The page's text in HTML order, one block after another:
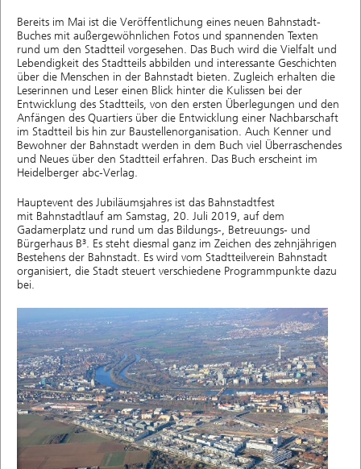
Bereits im Mai ist die Veröffentlichung eines neuen Bahnstadt-
Buches mit außergewöhnlichen Fotos und spannenden Texten
rund um den Stadtteil vorgesehen. Das Buch wird die Vielfalt und
Lebendigkeit des Stadtteils abbilden und interessante Geschichten
über die Menschen in der Bahnstadt bieten. Zugleich erhalten die
Leserinnen und Leser einen Blick hinter die Kulissen bei der
Entwicklung des Stadtteils, von den ersten Überlegungen und den
Anfängen des Quartiers über die Entwicklung einer Nachbarschaft
im Stadtteil bis hin zur Baustellenorganisation. Auch Kenner und
Bewohner der Bahnstadt werden in dem Buch viel Überraschendes
und Neues über den Stadtteil erfahren. Das Buch erscheint im
Heidelberger abc-Verlag.
Hauptevent des Jubiläumsjahres ist das Bahnstadtfest
mit Bahnstadtlauf am Samstag, 20. Juli 2019, auf dem
Gadamerplatz und rund um das Bildungs-, Betreuungs- und
Bürgerhaus B³. Es steht diesmal ganz im Zeichen des zehnjährigen
Bestehens der Bahnstadt. Es wird vom Stadtteilverein Bahnstadt
organisiert, die Stadt steuert verschiedene Programmpunkte dazu
bei.